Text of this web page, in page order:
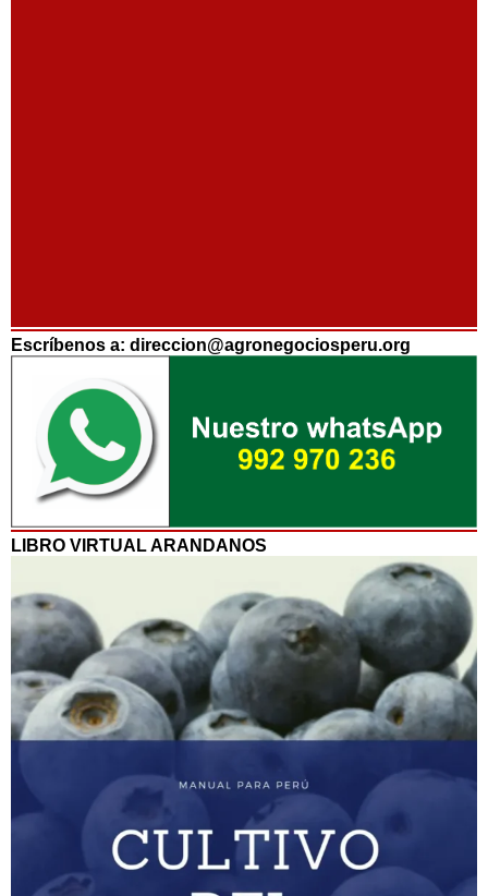
Escríbenos a: direccion@agronegociosperu.org
LIBRO VIRTUAL ARANDANOS